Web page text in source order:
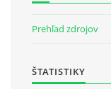
Prehľad zdrojov
ŠTATISTIKY